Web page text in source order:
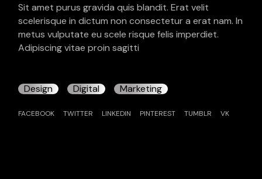
Sit amet purus gravida quis blandit. Erat velit
scelerisque in dictum non consectetur a erat nam. In
metus vulputate eu scele risque felis imperdiet.
Adipiscing vitae proin sagitti
Design Digital Marketing
FACEBOOK TWITTER LINKEDIN PINTEREST TUMBLR VK